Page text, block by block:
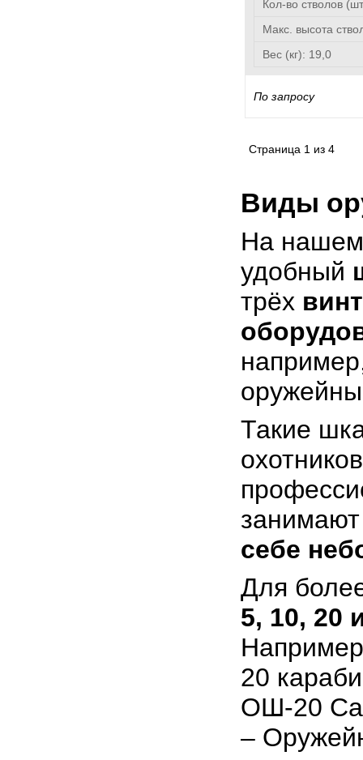
Кол-во стволов
Макс. высота
Вес (кг): 19,0
По запросу
Страница 1 из 4
Виды
На нашем
удобный
трёх
Такие
себе
Для
5, 10, 20
20
ОШ-20
–